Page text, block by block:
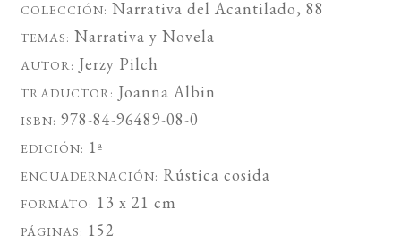
COLECCIÓN: Narrativa del Acantilado, 88
TEMAS: Narrativa y Novela
AUTOR: Jerzy Pilch
TRADUCTOR: Joanna Albin
ISBN: 978-84-96489-08-0
EDICIÓN: 1ª
ENCUADERNACIÓN: Rústica cosida
FORMATO: 13 x 21 cm
PÁGINAS: 152